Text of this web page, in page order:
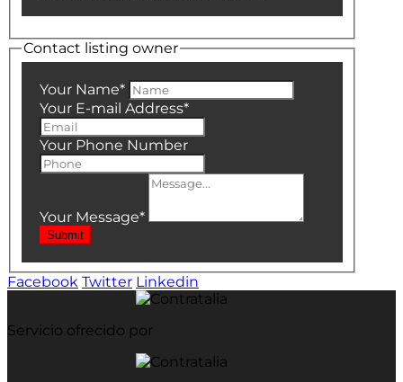
Contact listing owner
Your Name*
Your E-mail Address*
Your Phone Number
Your Message*
Submit
Facebook Twitter Linkedin
Servicio ofrecido por